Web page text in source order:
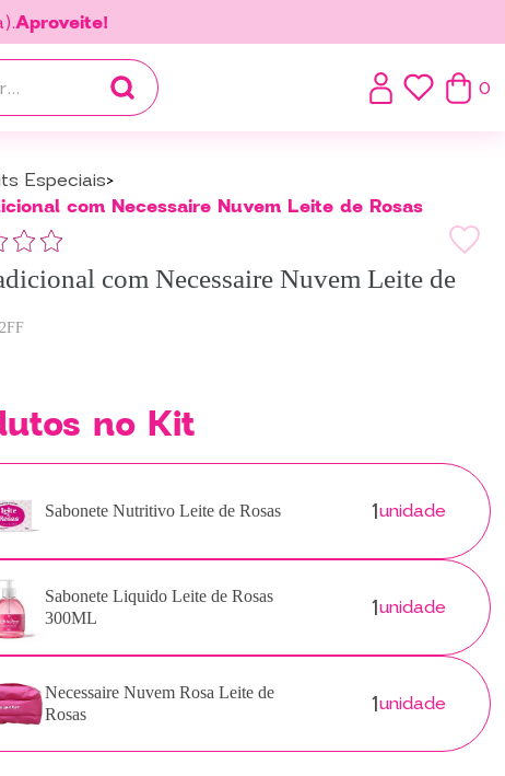
Aproveite!
0
Especiais
com Necessaire Nuvem Leite de Rosas
com Necessaire Nuvem Leite de
no Kit
Sabonete Nutritivo Leite de Rosas 1unidade
Sabonete Liquido Leite de Rosas
300ML
1unidade
Necessaire Nuvem Rosa Leite de
Rosas
1unidade